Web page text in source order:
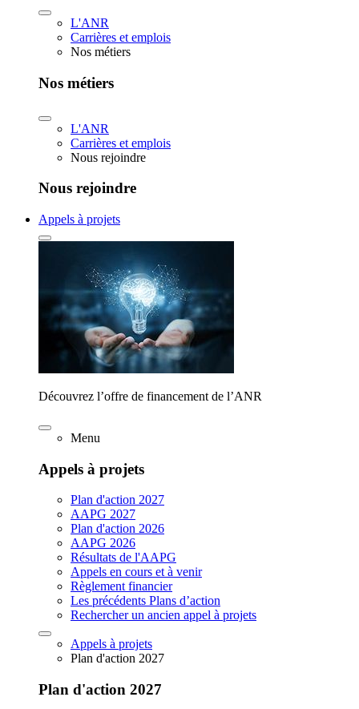
L'ANR
Carrières et emplois
Nos métiers
Nos métiers
L'ANR
Carrières et emplois
Nous rejoindre
Nous rejoindre
Appels à projets
Découvrez l’offre de financement de l’ANR
Menu
Appels à projets
Plan d'action 2027
AAPG 2027
Plan d'action 2026
AAPG 2026
Résultats de l'AAPG
Appels en cours et à venir
Règlement financier
Les précédents Plans d’action
Rechercher un ancien appel à projets
Appels à projets
Plan d'action 2027
Plan d'action 2027